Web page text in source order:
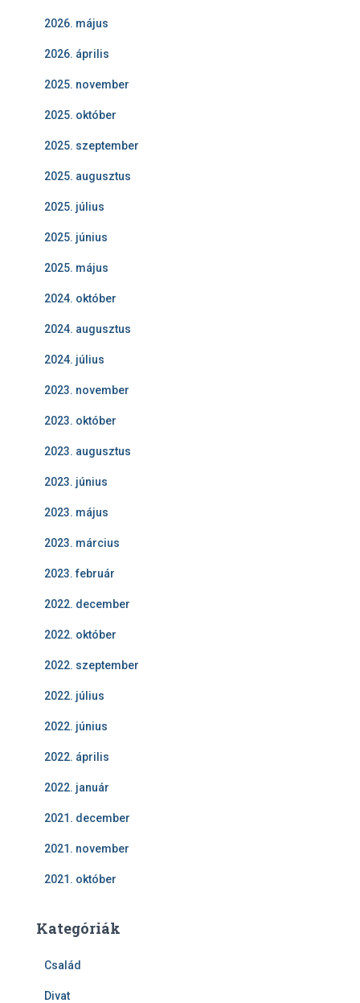
2026. május
2026. április
2025. november
2025. október
2025. szeptember
2025. augusztus
2025. július
2025. június
2025. május
2024. október
2024. augusztus
2024. július
2023. november
2023. október
2023. augusztus
2023. június
2023. május
2023. március
2023. február
2022. december
2022. október
2022. szeptember
2022. július
2022. június
2022. április
2022. január
2021. december
2021. november
2021. október
Kategóriák
Család
Divat